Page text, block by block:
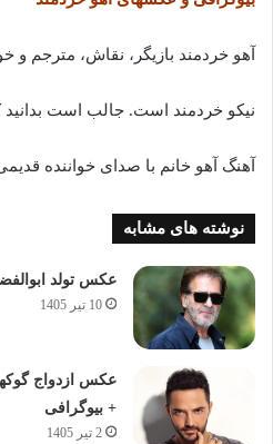
آهو خردمند بازیگر، نقاش، مترجم و
نیکو خردمند است. جالب است بدانید
آهنگ آهو خانم با صدای خواننده
نوشته های مشابه
عکس تولد ابوالفضل
10 تیر 1405
عکس ازدواج
+ بیوگرافی
2 تیر 1405